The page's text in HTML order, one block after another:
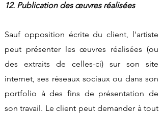
12. Publication des œuvres réalisées
Sauf opposition écrite du client, l'artiste
peut présenter les œuvres réalisées (ou
des extraits de celles-ci) sur son site
internet, ses réseaux sociaux ou dans son
portfolio à des fins de présentation de
son travail. Le client peut demander à tout